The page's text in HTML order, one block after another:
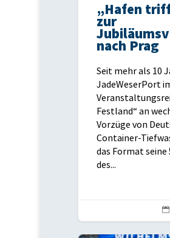
„Hafen
zur
nach Prag
Seit mehr als 10
JadeWeserPort
Festland“ an
Vorzüge von
Container-
das Format seine
des...
